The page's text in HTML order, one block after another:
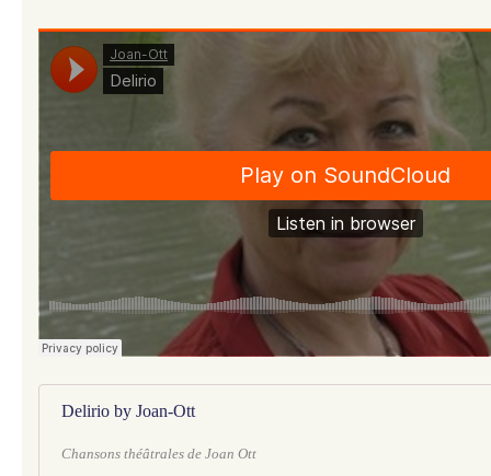
Delirio by Joan-Ott
Chansons théâtrales de Joan Ott